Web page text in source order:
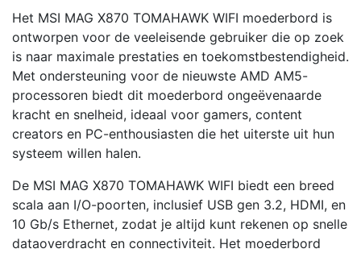
Het MSI MAG X870 TOMAHAWK WIFI moederbord is
ontworpen voor de veeleisende gebruiker die op zoek
is naar maximale prestaties en toekomstbestendigheid.
Met ondersteuning voor de nieuwste AMD AM5-
processoren biedt dit moederbord ongeëvenaarde
kracht en snelheid, ideaal voor gamers, content
creators en PC-enthousiasten die het uiterste uit hun
systeem willen halen.
De MSI MAG X870 TOMAHAWK WIFI biedt een breed
scala aan I/O-poorten, inclusief USB gen 3.2, HDMI, en
10 Gb/s Ethernet, zodat je altijd kunt rekenen op snelle
dataoverdracht en connectiviteit. Het moederbord